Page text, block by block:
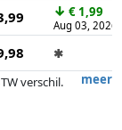
↓ € 1,99
Aug 03, 2026
✱
meer
verschil.